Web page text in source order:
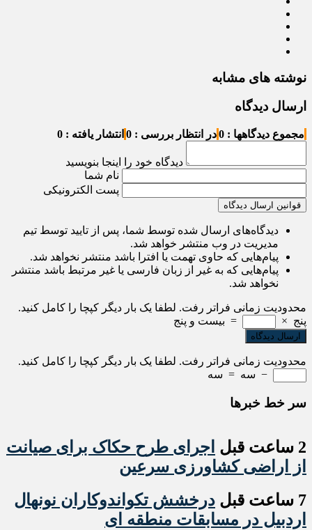
نوشته های مشابه
ارسال دیدگاه
مجموع دیدگاهها : 0 در انتظار بررسی : 0 انتشار یافته : 0
دیدگاه خود را اینجا بنویسید
نام شما
پست الکترونیکی
قوانین ارسال دیدگاه
دیدگاه‌های ارسال شده توسط شما، پس از تایید توسط تیم
مدیریت در وب منتشر خواهد شد.
پیام‌هایی که حاوی تهمت یا افترا باشد منتشر نخواهد شد.
پیام‌هایی که به غیر از زبان فارسی یا غیر مرتبط باشد منتشر
نخواهد شد.
محدودیت زمانی فراتر رفت. لطفا یک بار دیگر کپچا را کامل کنید.
پنج ×
= بیست و پنج
محدودیت زمانی فراتر رفت. لطفا یک بار دیگر کپچا را کامل کنید.
− سه = سه
سر خط خبرها
2 ساعت قبل
اجرای طرح حکاک برای صیانت
از اراضی کشاورزی سرعین
7 ساعت قبل
درخشش تکواندوکاران نونهال
اردبیل در مسابقات منطقه ای